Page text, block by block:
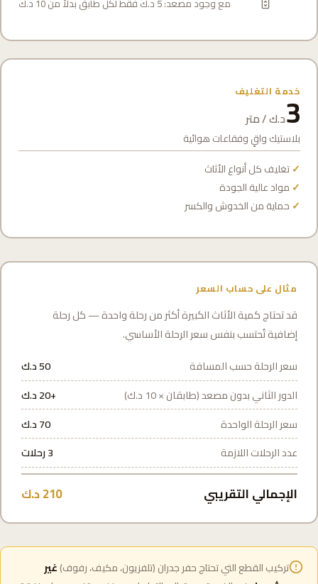
خدمة التغليف
3د.ك / متر
بلاستيك واقٍ وفقاعات هوائية
تغليف كل أنواع الأثاث
مواد عالية الجودة
حماية من الخدوش والكسر
مثال على حساب السعر
قد تحتاج كمية الأثاث الكبيرة أكثر من رحلة واحدة — كل رحلة
إضافية تُحتسب بنفس سعر الرحلة الأساسي.
سعر الرحلة حسب المسافة
50 د.ك
الدور الثاني بدون مصعد (طابقان × 10 د.ك)
+20 د.ك
سعر الرحلة الواحدة
70 د.ك
عدد الرحلات اللازمة
3 رحلات
الإجمالي التقريبي 210 د.ك
تركيب القطع التي تحتاج حفر جدران (تلفزيون، مكيف، رفوف)غير